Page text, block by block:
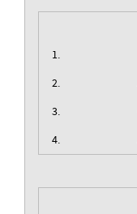
1.
2.
3.
4.